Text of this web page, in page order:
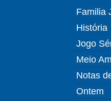
Familia
História
Jogo
Meio
Notas
Ontem